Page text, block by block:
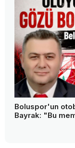
Boluspor'un
Bayrak: "Bu